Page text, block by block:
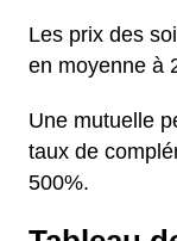
Les prix des
en moyenne à
Une mutuelle
taux de
500%.